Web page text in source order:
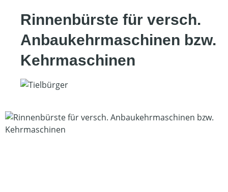
Rinnenbürste für versch.
Anbaukehrmaschinen bzw.
Kehrmaschinen
Bildergalerie überspringen